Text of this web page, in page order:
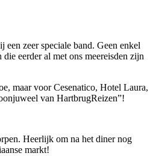
zeer speciale band. Geen enkel
eerder al met ons meereisden zijn
maar voor Cesenatico, Hotel Laura,
van HartbrugReizen”!
Heerlijk om na het diner nog
markt!